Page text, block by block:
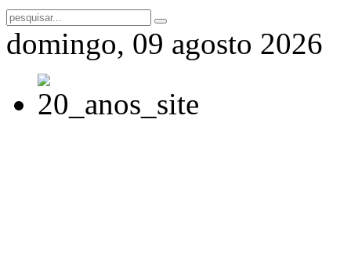
domingo, 09 agosto 2026